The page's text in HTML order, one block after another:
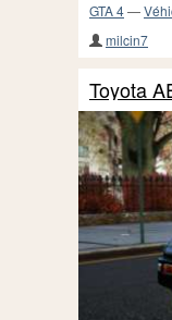
GTA 4—
milcin7
Toyota